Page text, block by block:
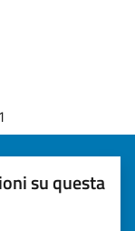
su questa